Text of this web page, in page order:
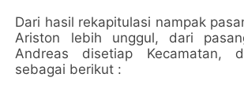
Dari hasil rekapitulasi nampak
Ariston lebih unggul, dari
Andreas disetiap Kecamatan,
sebagai berikut :